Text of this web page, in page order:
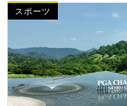
スポーツ